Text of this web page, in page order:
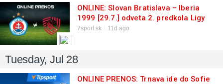
ONLINE: Slovan Bratislava – Iberia
1999 [29.7.] odveta 2. predkola Ligy
majstrov
7sport.sk 11d ago
Tuesday, Jul 28
ONLINE PRENOS: Trnava ide do Sofie